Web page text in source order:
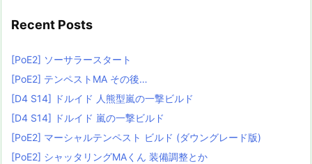
Recent Posts
[PoE2] ソーサラースタート
[PoE2] テンペストMA その後…
[D4 S14] ドルイド 人熊型嵐の一撃ビルド
[D4 S14] ドルイド 嵐の一撃ビルド
[PoE2] マーシャルテンペスト ビルド (ダウングレード版)
[PoE2] シャッタリングMAくん 装備調整とか